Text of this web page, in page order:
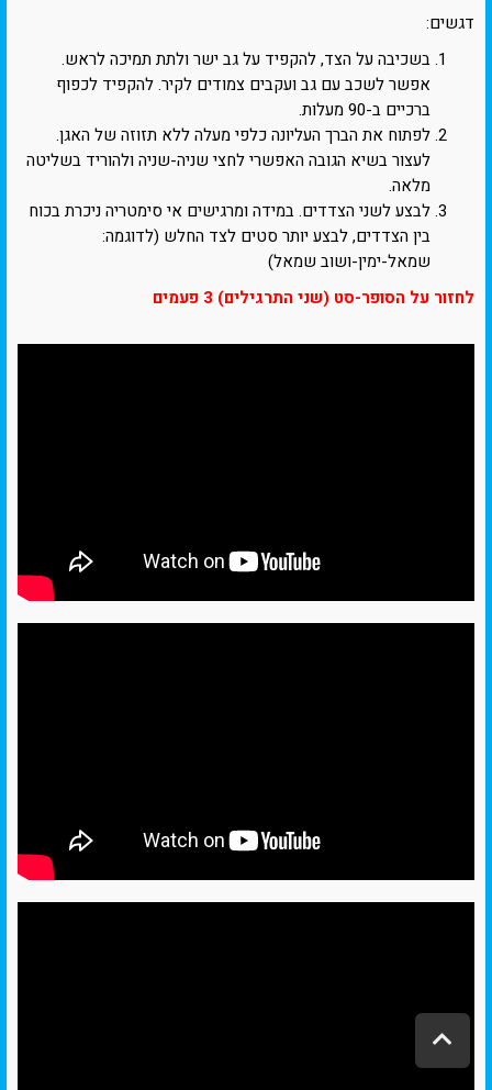
דגשים:
בשכיבה על הצד, להקפיד על גב ישר ולתת תמיכה לראש.
אפשר לשכב עם גב ועקבים צמודים לקיר. להקפיד לכפוף
ברכיים ב-90 מעלות.
לפתוח את הברך העליונה כלפי מעלה ללא תזוזה של האגן.
לעצור בשיא הגובה האפשרי לחצי שניה-שניה ולהוריד בשליטה
מלאה.
לבצע לשני הצדדים. במידה ומרגישים אי סימטריה ניכרת בכוח
בין הצדדים, לבצע יותר סטים לצד החלש (לדוגמה:
שמאל-ימין-ושוב שמאל)
לחזור על הסופר-סט (שני התרגילים) 3 פעמים